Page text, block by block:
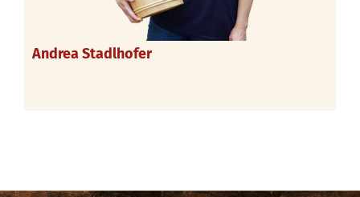
Andrea Stadlhofer